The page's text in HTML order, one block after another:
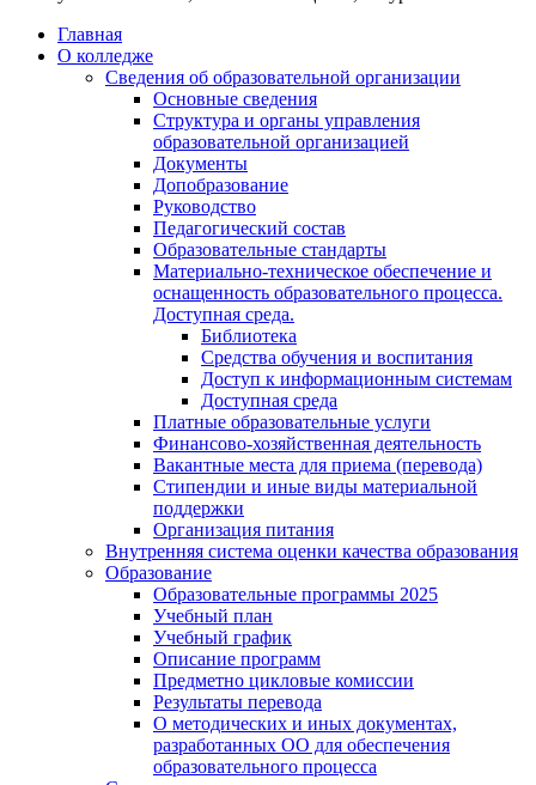
Главная
О колледже
Сведения об образовательной организации
Основные сведения
Структура и органы управления
образовательной организацией
Документы
Допобразование
Руководство
Педагогический состав
Образовательные стандарты
Материально-техническое обеспечение и
оснащенность образовательного процесса.
Доступная среда.
Библиотека
Средства обучения и воспитания
Доступ к информационным системам
Доступная среда
Платные образовательные услуги
Финансово-хозяйственная деятельность
Вакантные места для приема (перевода)
Стипендии и иные виды материальной
поддержки
Организация питания
Внутренняя система оценки качества образования
Образование
Образовательные программы 2025
Учебный план
Учебный график
Описание программ
Предметно цикловые комиссии
Результаты перевода
О методических и иных документах,
разработанных ОО для обеспечения
образовательного процесса